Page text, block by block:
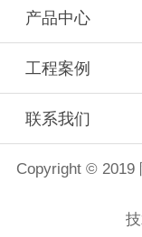
产品中心
工程案例
联系我们
Copyright © 2019